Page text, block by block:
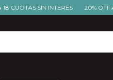
SIN INTERÉS 20% OFF